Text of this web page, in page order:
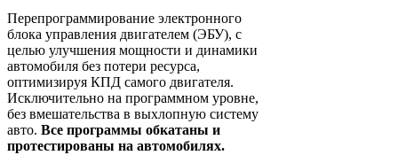
Перепрограммирование электронного
блока управления двигателем (ЭБУ), с
целью улучшения мощности и динамики
автомобиля без потери ресурса,
оптимизируя КПД самого двигателя.
Исключительно на программном уровне,
без вмешательства в выхлопную систему
авто. Все программы обкатаны и
протестированы на автомобилях.